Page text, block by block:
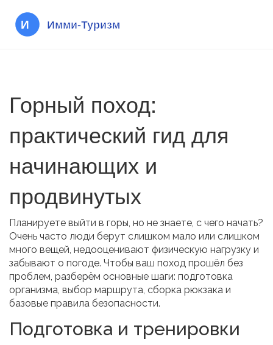
Горный поход:
практический гид для
начинающих и
продвинутых
Планируете выйти в горы, но не знаете, с чего начать?
Очень часто люди берут слишком мало или слишком
много вещей, недооценивают физическую нагрузку и
забывают о погоде. Чтобы ваш поход прошёл без
проблем, разберём основные шаги: подготовка
организма, выбор маршрута, сборка рюкзака и
базовые правила безопасности.
Подготовка и тренировки